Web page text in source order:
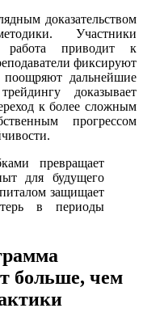
доказательством
Участники
работа приводит к
фиксируют
дальнейшие
доказывает
к более сложным
прогрессом
превращает
для будущего
защищает
в периоды
больше, чем